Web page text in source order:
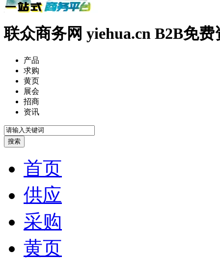
联众商务网 yiehua.cn B2B免
产品
求购
黄页
展会
招商
资讯
首页
供应
采购
黄页